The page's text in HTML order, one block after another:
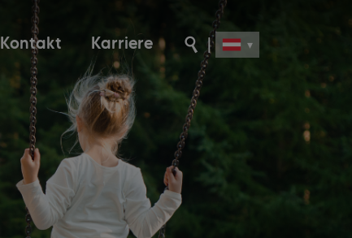
Kontakt Karriere |